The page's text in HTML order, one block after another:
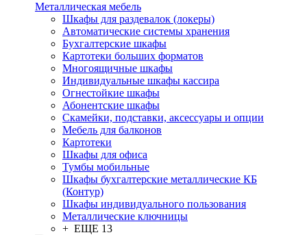
Металлическая мебель
Шкафы для раздевалок (локеры)
Автоматические системы хранения
Бухгалтерские шкафы
Картотеки больших форматов
Многоящичные шкафы
Индивидуальные шкафы кассира
Огнестойкие шкафы
Абонентские шкафы
Скамейки, подставки, аксессуары и опции
Мебель для балконов
Картотеки
Шкафы для офиса
Тумбы мобильные
Шкафы бухгалтерские металлические КБ
(Контур)
Шкафы индивидуального пользования
Металлические ключницы
+ ЕЩЕ 13